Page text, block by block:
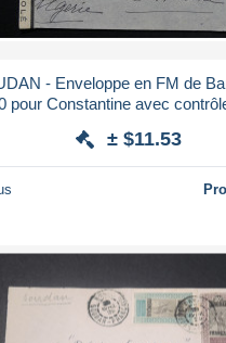
- Enveloppe en FM de
pour Constantine avec
± $11.53